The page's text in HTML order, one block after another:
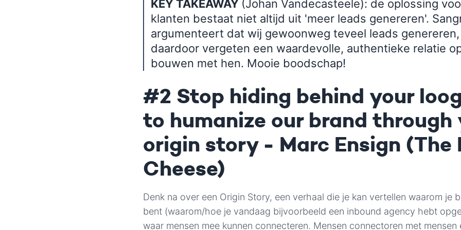
KEY TAKEAWAY (Johan Vandecasteele): de oplossing
klanten bestaat niet altijd uit 'meer leads genereren'.
argumenteert dat wij gewoonweg teveel leads
daardoor vergeten een waardevolle, authentieke relatie
bouwen met hen. Mooie boodschap!
#2 Stop hiding behind your
to humanize our brand through
origin story - Marc Ensign (The
Cheese)
Denk na over een Origin Story, een verhaal die je kan vertellen waarom je
bent (waarom/hoe je vandaag bijvoorbeeld een inbound agency hebt
waar mensen mee kunnen connecteren. Mensen connectoren met mensen